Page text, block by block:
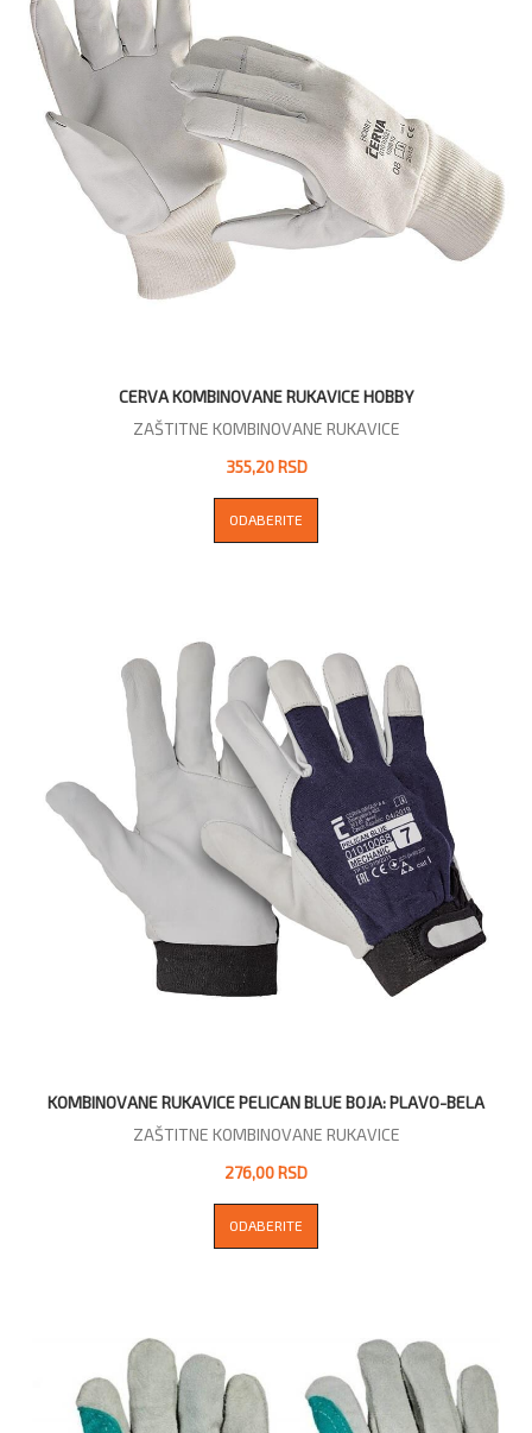
CERVA KOMBINOVANE RUKAVICE HOBBY
ZAŠTITNE KOMBINOVANE RUKAVICE
355,20 RSD
ODABERITE
KOMBINOVANE RUKAVICE PELICAN BLUE BOJA: PLAVO-BELA
ZAŠTITNE KOMBINOVANE RUKAVICE
276,00 RSD
ODABERITE